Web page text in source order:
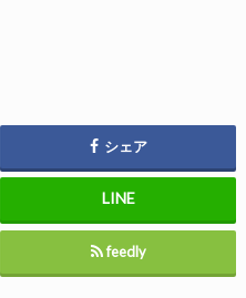
シェア
feedly